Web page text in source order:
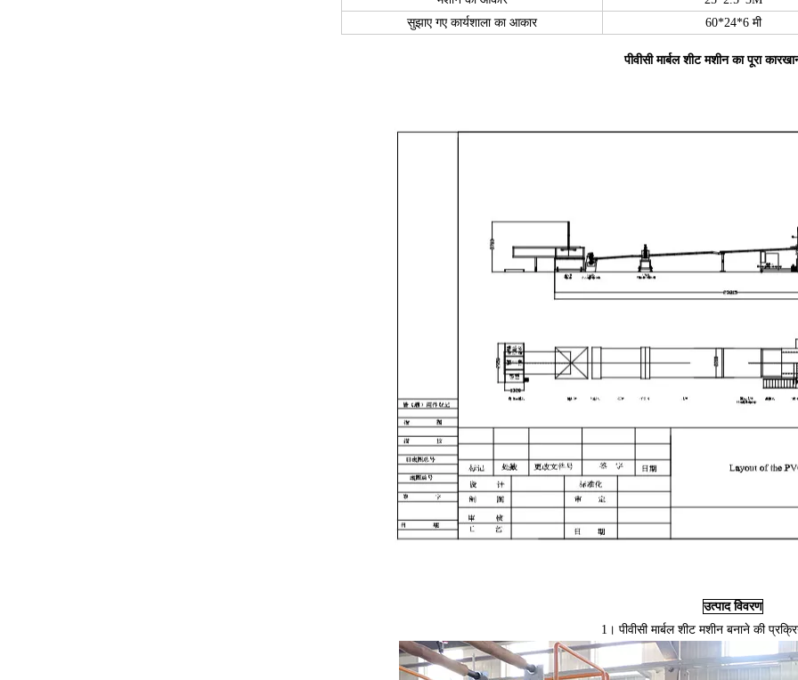
सुझाए गए कार्यशाला का आकार
60*24*6 मी
पीवीसी मार्बल शीट मशीन का पूरा
उत्पाद विवरण
1। पीवीसी मार्बल शीट मशीन बनाने की